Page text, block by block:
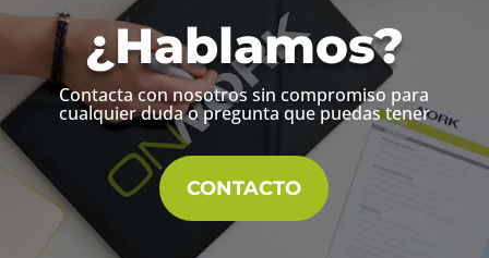
¿Hablamos?
Contacta con nosotros sin compromiso para
cualquier duda o pregunta que puedas tener
CONTACTO